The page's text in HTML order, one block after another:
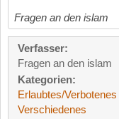
Fragen an den islam
Verfasser:
Fragen an den islam
Kategorien:
Erlaubtes/Verbotenes
Verschiedenes